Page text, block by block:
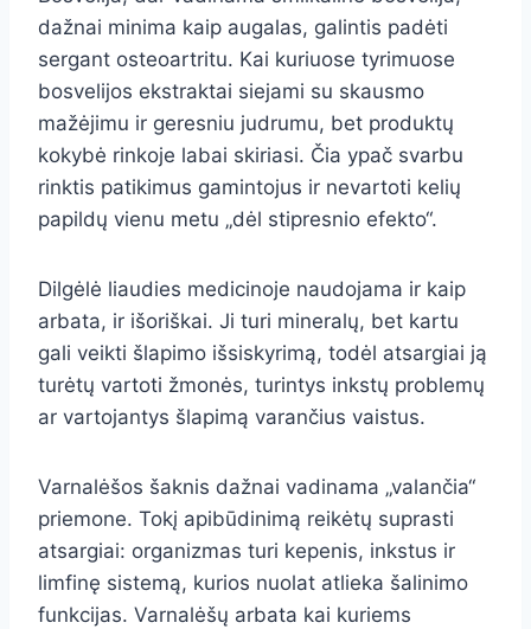
dažnai minima kaip augalas, galintis padėti
sergant osteoartritu. Kai kuriuose tyrimuose
bosvelijos ekstraktai siejami su skausmo
mažėjimu ir geresniu judrumu, bet produktų
kokybė rinkoje labai skiriasi. Čia ypač svarbu
rinktis patikimus gamintojus ir nevartoti kelių
papildų vienu metu „dėl stipresnio efekto“.
Dilgėlė liaudies medicinoje naudojama ir kaip
arbata, ir išoriškai. Ji turi mineralų, bet kartu
gali veikti šlapimo išsiskyrimą, todėl atsargiai ją
turėtų vartoti žmonės, turintys inkstų problemų
ar vartojantys šlapimą varančius vaistus.
Varnalėšos šaknis dažnai vadinama „valančia“
priemone. Tokį apibūdinimą reikėtų suprasti
atsargiai: organizmas turi kepenis, inkstus ir
limfinę sistemą, kurios nuolat atlieka šalinimo
funkcijas. Varnalėšų arbata kai kuriems